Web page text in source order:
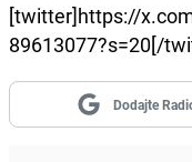
[twitter]https://
89613077?s=20[/
Dodajte